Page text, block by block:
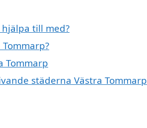
till med?
Tommarp
städerna Västra Tommarp